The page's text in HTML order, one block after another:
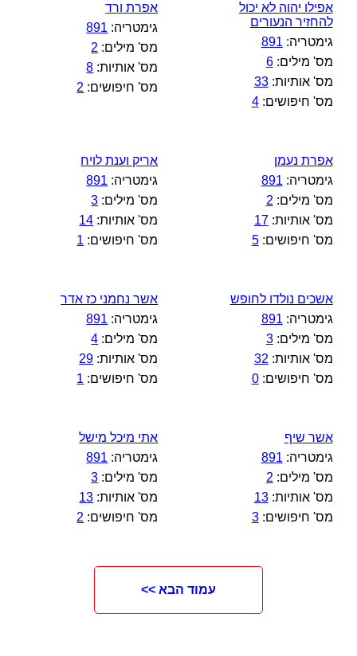
אפילו יהוה לא יכול
להחזיר הנעורים
גימטריה: 891
מס' מילים:6
מס' אותיות:33
מס' חיפושים:4
אפרת ורד
גימטריה: 891
מס' מילים: 2
מס' אותיות: 8
מס' חיפושים: 2
אפרת נעמן
גימטריה: 891
מס' מילים: 2
מס' אותיות:17
מס' חיפושים:5
אריק וענת לויח
גימטריה: 891
מס' מילים: 3
מס' אותיות: 14
מס' חיפושים: 1
אשכים נולדו לחופש
גימטריה: 891
מס' מילים:3
מס' אותיות: 32
מס' חיפושים:0
אשר נחמני כז אדר
גימטריה: 891
מס' מילים: 4
מס' אותיות: 29
מס' חיפושים: 1
אשר שיף
גימטריה: 891
מס' מילים: 2
מס' אותיות:13
מס' חיפושים:3
אתי מיכל מישל
גימטריה: 891
מס' מילים: 3
מס' אותיות: 13
מס' חיפושים: 2
עמוד הבא >>